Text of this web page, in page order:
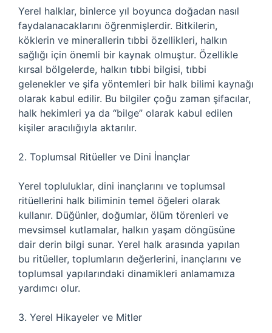
Yerel halklar, binlerce yıl boyunca doğadan nasıl
faydalanacaklarını öğrenmişlerdir. Bitkilerin,
köklerin ve minerallerin tıbbi özellikleri, halkın
sağlığı için önemli bir kaynak olmuştur. Özellikle
kırsal bölgelerde, halkın tıbbi bilgisi, tıbbi
gelenekler ve şifa yöntemleri bir halk bilimi kaynağı
olarak kabul edilir. Bu bilgiler çoğu zaman şifacılar,
halk hekimleri ya da “bilge” olarak kabul edilen
kişiler aracılığıyla aktarılır.
2. Toplumsal Ritüeller ve Dini İnançlar
Yerel topluluklar, dini inançlarını ve toplumsal
ritüellerini halk biliminin temel öğeleri olarak
kullanır. Düğünler, doğumlar, ölüm törenleri ve
mevsimsel kutlamalar, halkın yaşam döngüsüne
dair derin bilgi sunar. Yerel halk arasında yapılan
bu ritüeller, toplumların değerlerini, inançlarını ve
toplumsal yapılarındaki dinamikleri anlamamıza
yardımcı olur.
3. Yerel Hikayeler ve Mitler